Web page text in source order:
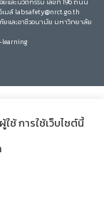
เมล์ labsafety@nrct.go.th
และอาชีวอนามัย มหาวิทยาลัย
learning
ช้ การใช้เว็บไซต์นี้